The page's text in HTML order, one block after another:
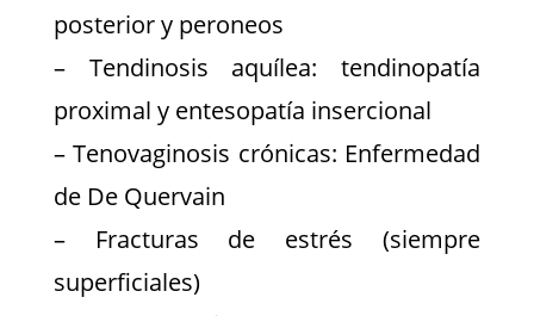
posterior y peroneos
– Tendinosis aquílea: tendinopatía
proximal y entesopatía insercional
– Tenovaginosis crónicas: Enfermedad
de De Quervain
– Fracturas de estrés (siempre
superficiales)